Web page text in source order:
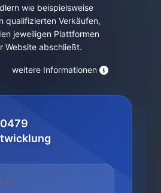
wie beispielsweise
qualifizierten Verkäufen,
jeweiligen Plattformen
Website abschließt.
weitere Informationen